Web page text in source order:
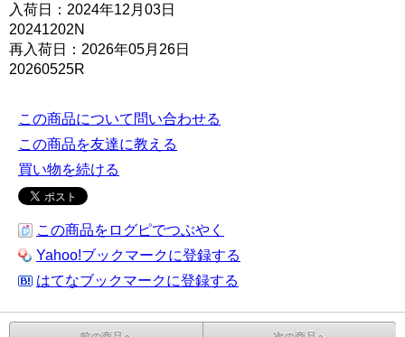
入荷日：2024年12月03日
20241202N
再入荷日：2026年05月26日
20260525R
この商品について問い合わせる
この商品を友達に教える
買い物を続ける
この商品をログピでつぶやく
Yahoo!ブックマークに登録する
はてなブックマークに登録する